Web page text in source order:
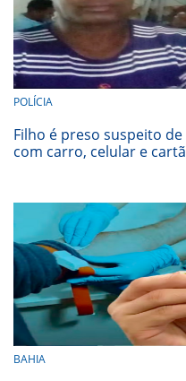
POLÍCIA
Filho é preso suspeito
com carro, celular e
BAHIA